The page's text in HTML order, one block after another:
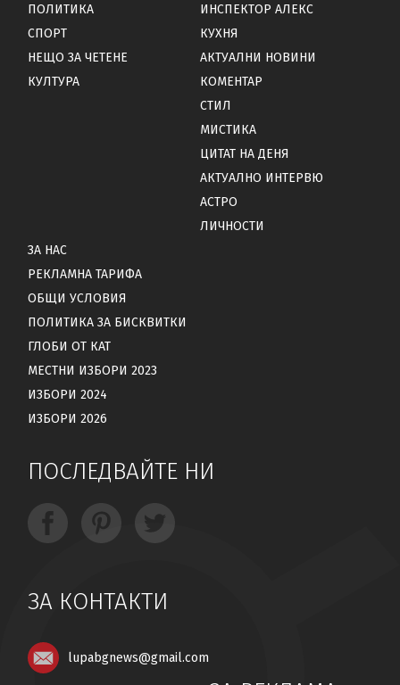
ПОЛИТИКА
СПОРТ
НЕЩО ЗА ЧЕТЕНЕ
КУЛТУРА
ИНСПЕКТОР АЛЕКС
КУХНЯ
АКТУАЛНИ НОВИНИ
КОМЕНТАР
СТИЛ
МИСТИКА
ЦИТАТ НА ДЕНЯ
АКТУАЛНО ИНТЕРВЮ
АСТРО
ЛИЧНОСТИ
ЗА НАС
РЕКЛАМНА ТАРИФА
ОБЩИ УСЛОВИЯ
ПОЛИТИКА ЗА БИСКВИТКИ
ГЛОБИ ОТ КАТ
МЕСТНИ ИЗБОРИ 2023
ИЗБОРИ 2024
ИЗБОРИ 2026
ПОСЛЕДВАЙТЕ НИ
ЗА КОНТАКТИ
lupabgnews@gmail.com